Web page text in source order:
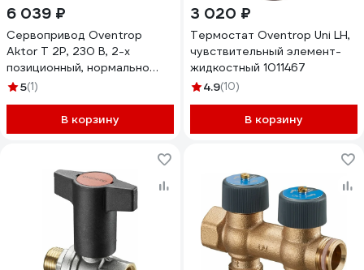
6 039 ₽
Сервопривод Oventrop
Aktor T 2P, 230 В, 2-х
позиционный, нормально
открытый, М30х1,5 1012425
5(1)
В корзину
3 020 ₽
Термостат Oventrop Uni LH,
чувствительный элемент-
жидкостный 1011467
4.9(10)
В корзину